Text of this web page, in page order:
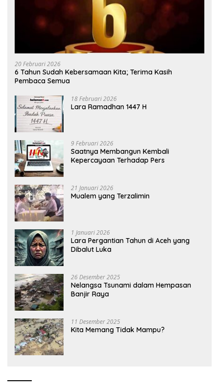
20 Februari 2026
6 Tahun Sudah Kebersamaan Kita; Terima Kasih
Pembaca Semua
18 Februari 2026
Lara Ramadhan 1447 H
9 Februari 2026
Saatnya Membangun Kembali
Kepercayaan Terhadap Pers
21 Januari 2026
Mualem yang Terzalimin
1 Januari 2026
Lara Pergantian Tahun di Aceh yang
Dibalut Luka
26 Desember 2025
Nelangsa Tsunami dalam Hempasan
Banjir Raya
11 Desember 2025
Kita Memang Tidak Mampu?